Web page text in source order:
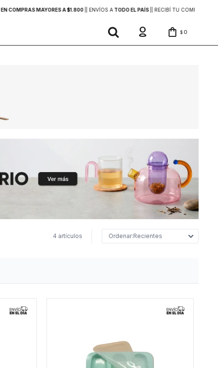
EN COMPRAS MAYORES A $1.800 | ENVÍOS A TODO EL PAÍS | RECIBÍ TU COMPRA
$ 0
4 artículos Recientes